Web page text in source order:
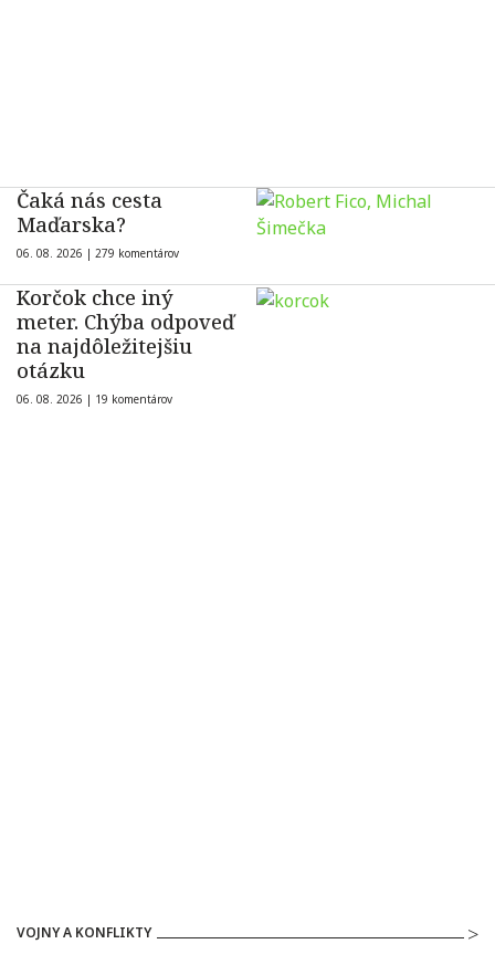
Čaká nás cesta
Maďarska?
06. 08. 2026 | 279 komentárov
Korčok chce iný
meter. Chýba odpoveď
na najdôležitejšiu
otázku
06. 08. 2026 | 19 komentárov
VOJNY A KONFLIKTY